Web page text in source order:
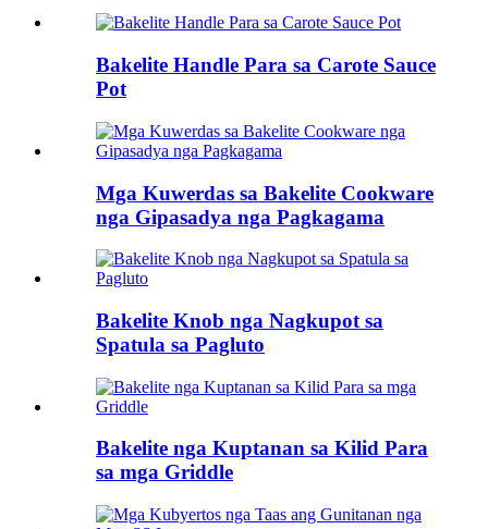
Bakelite Handle Para sa Carote Sauce
Pot
Mga Kuwerdas sa Bakelite Cookware
nga Gipasadya nga Pagkagama
Bakelite Knob nga Nagkupot sa
Spatula sa Pagluto
Bakelite nga Kuptanan sa Kilid Para
sa mga Griddle